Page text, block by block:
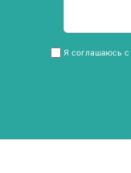
Я соглашаюсь с